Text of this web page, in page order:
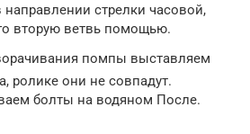
направлении стрелки часовой,
вторую ветвь помощью.
помпы выставляем
ролике они не совпадут.
болты на водяном После.